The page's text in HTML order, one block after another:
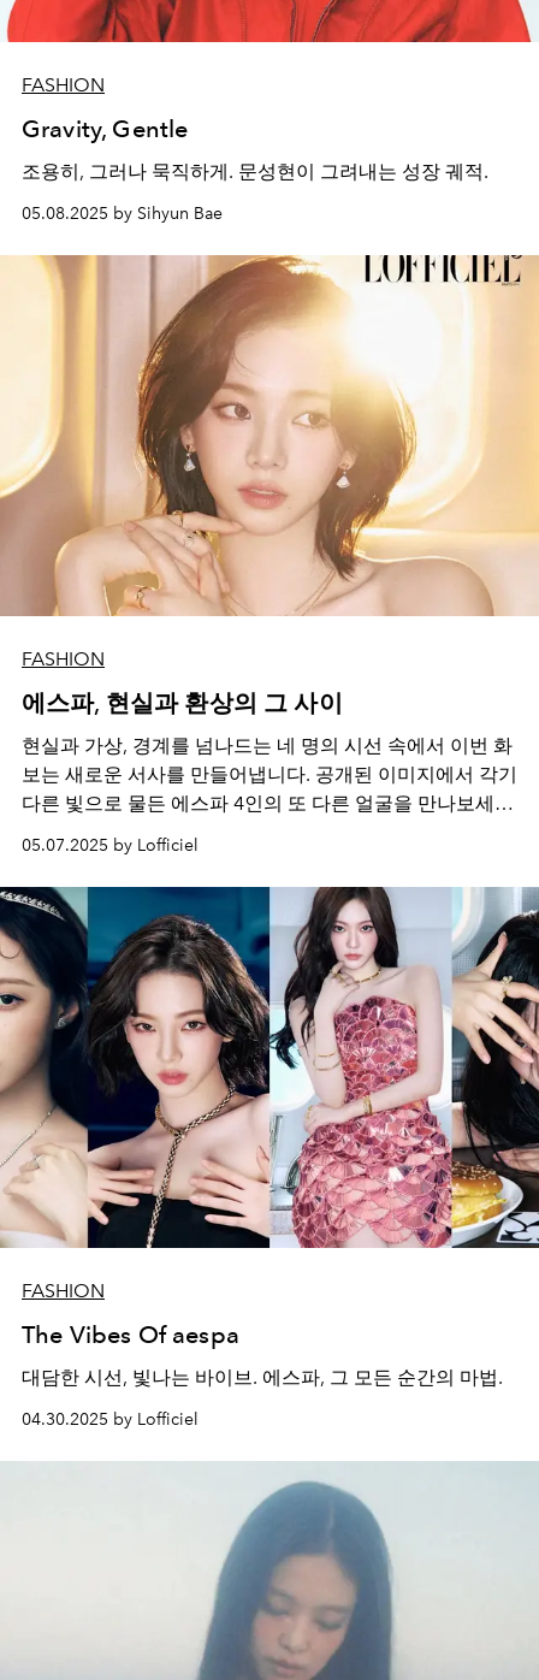
FASHION
Gravity, Gentle
조용히, 그러나 묵직하게. 문성현이 그려내는 성장 궤적.
05.08.2025 by Sihyun Bae
FASHION
에스파, 현실과 환상의 그 사이
현실과 가상, 경계를 넘나드는 네 명의 시선 속에서 이번 화
보는 새로운 서사를 만들어냅니다. 공개된 이미지에서 각기
다른 빛으로 물든 에스파 4인의 또 다른 얼굴을 만나보세
05.07.2025 by Lofficiel
FASHION
The Vibes Of aespa
대담한 시선, 빛나는 바이브. 에스파, 그 모든 순간의 마법.
04.30.2025 by Lofficiel